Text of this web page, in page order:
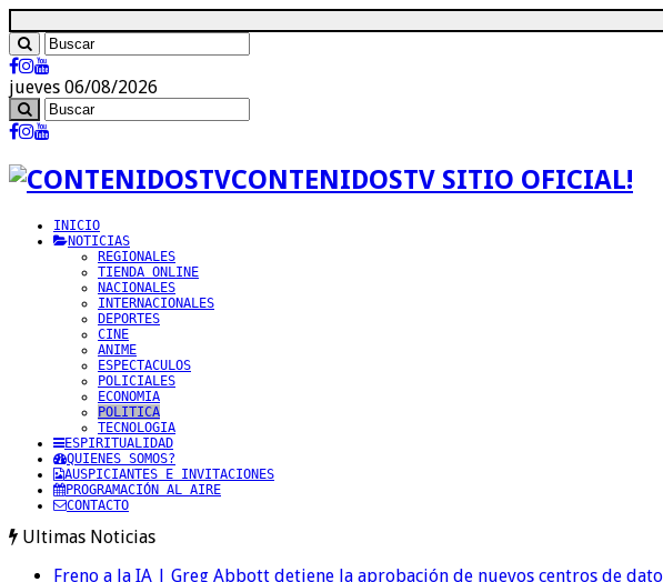
jueves 06/08/2026
CONTENIDOSTV SITIO OFICIAL!
INICIO
NOTICIAS
REGIONALES
TIENDA ONLINE
NACIONALES
INTERNACIONALES
DEPORTES
CINE
ANIME
ESPECTACULOS
POLICIALES
ECONOMIA
POLITICA
TECNOLOGIA
ESPIRITUALIDAD
QUIENES SOMOS?
AUSPICIANTES E INVITACIONES
PROGRAMACIÓN AL AIRE
CONTACTO
Ultimas Noticias
Freno a la IA | Greg Abbott detiene la aprobación de nuevos centros de